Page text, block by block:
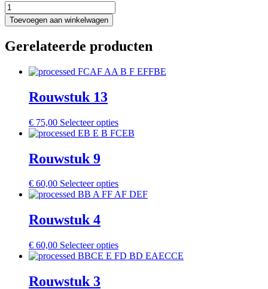
Rouwstuk
11
aantal
Toevoegen aan winkelwagen
Gerelateerde producten
Rouwstuk 13
€ 75,00 Selecteer opties
Rouwstuk 9
€ 60,00 Selecteer opties
Rouwstuk 4
€ 60,00 Selecteer opties
Rouwstuk 3